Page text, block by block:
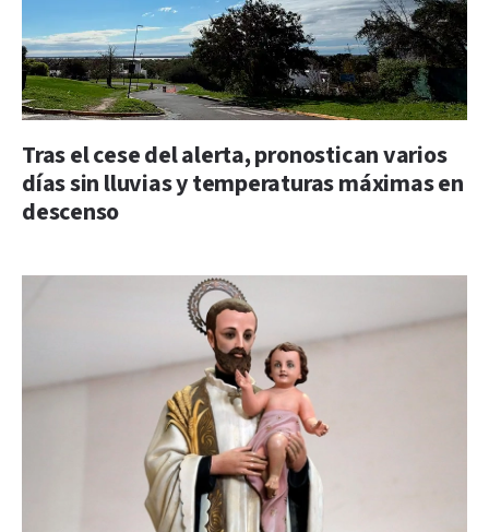
Tras el cese del alerta, pronostican varios
días sin lluvias y temperaturas máximas en
descenso